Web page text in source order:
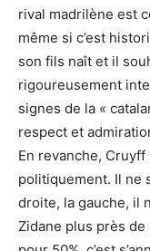
rival madrilène est
même si c’est
son fils naît et il
rigoureusement
signes de la «
respect et
En revanche, Cruyff
politiquement. Il ne
droite, la gauche, il
Zidane plus près